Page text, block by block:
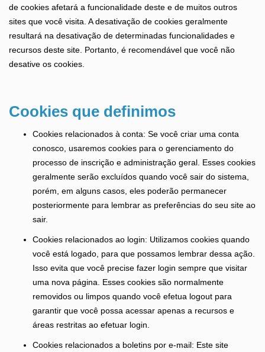
de cookies afetará a funcionalidade deste e de muitos outros
sites que você visita. A desativação de cookies geralmente
resultará na desativação de determinadas funcionalidades e
recursos deste site. Portanto, é recomendável que você não
desative os cookies.
Cookies que definimos
Cookies relacionados à conta: Se você criar uma conta
conosco, usaremos cookies para o gerenciamento do
processo de inscrição e administração geral. Esses cookies
geralmente serão excluídos quando você sair do sistema,
porém, em alguns casos, eles poderão permanecer
posteriormente para lembrar as preferências do seu site ao
sair.
Cookies relacionados ao login: Utilizamos cookies quando
você está logado, para que possamos lembrar dessa ação.
Isso evita que você precise fazer login sempre que visitar
uma nova página. Esses cookies são normalmente
removidos ou limpos quando você efetua logout para
garantir que você possa acessar apenas a recursos e
áreas restritas ao efetuar login.
Cookies relacionados a boletins por e-mail: Este site